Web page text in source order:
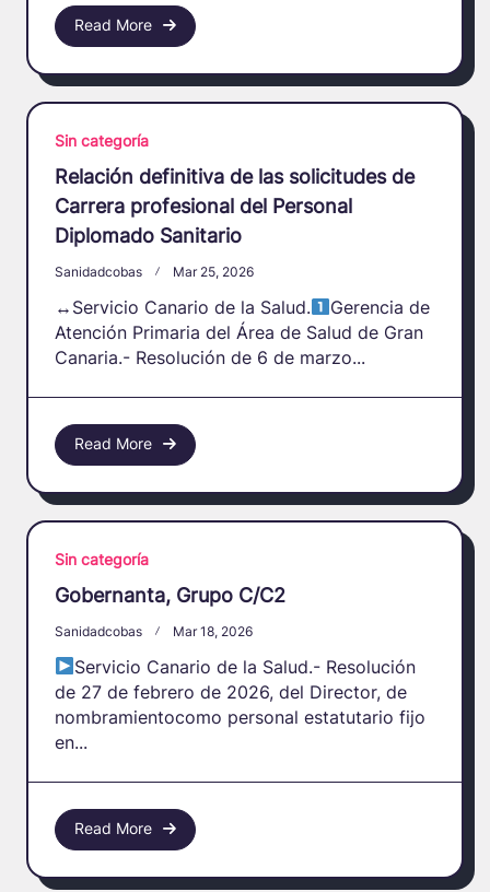
Read More
Sin categoría
Relación definitiva de las solicitudes de
Carrera profesional del Personal
Diplomado Sanitario
Sanidadcobas Mar 25, 2026
↔️ Servicio Canario de la Salud.
Gerencia de
Atención Primaria del Área de Salud de Gran
Canaria.- Resolución de 6 de marzo...
Read More
Sin categoría
Gobernanta, Grupo C/C2
Sanidadcobas Mar 18, 2026
Servicio Canario de la Salud.- Resolución
de 27 de febrero de 2026, del Director, de
nombramientocomo personal estatutario fijo
en...
Read More